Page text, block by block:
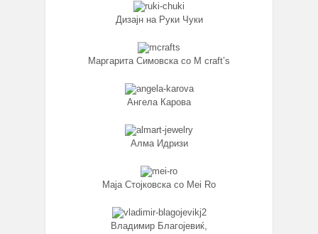
Дизајн на Руки Чуки
Маргарита Симовска со M craft’s
Ангела Карова
Алма Идризи
Маја Стојковска со Mei Ro
Владимир Благојевиќ,